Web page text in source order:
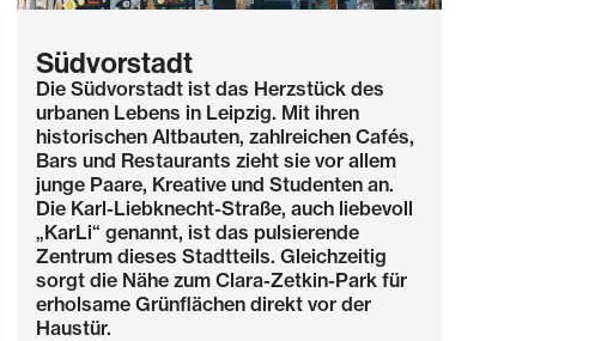
Südvorstadt
Die Südvorstadt ist das Herzstück des
urbanen Lebens in Leipzig. Mit ihren
historischen Altbauten, zahlreichen Cafés,
Bars und Restaurants zieht sie vor allem
junge Paare, Kreative und Studenten an.
Die Karl-Liebknecht-Straße, auch liebevoll
„KarLi“ genannt, ist das pulsierende
Zentrum dieses Stadtteils. Gleichzeitig
sorgt die Nähe zum Clara-Zetkin-Park für
erholsame Grünflächen direkt vor der
Haustür.